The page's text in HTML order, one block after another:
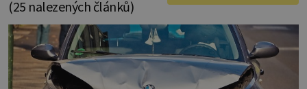
(25 nalezených článků)